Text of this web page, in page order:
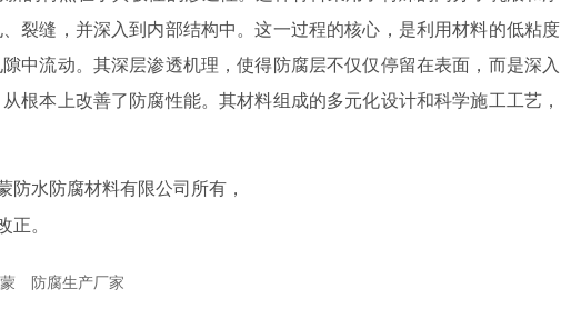
裂缝，并深入到内部结构中。这一过程的核心，是利用材料的低粘度
中流动。其深层渗透机理，使得防腐层不仅仅停留在表面，而是深入
根本上改善了防腐性能。其材料组成的多元化设计和科学施工工艺，
防水防腐材料有限公司所有，
正。
防腐生产厂家